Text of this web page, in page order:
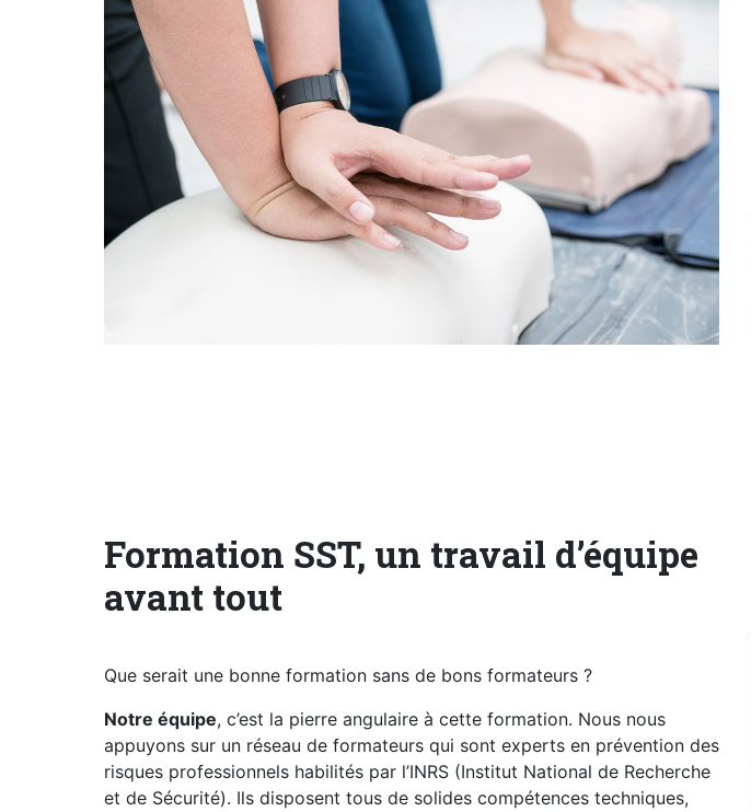
Formation SST, un travail d’équipe
avant tout
Que serait une bonne formation sans de bons formateurs ?
Notre équipe, c’est la pierre angulaire à cette formation. Nous nous
appuyons sur un réseau de formateurs qui sont experts en prévention des
risques professionnels habilités par l’INRS (Institut National de Recherche
et de Sécurité). Ils disposent tous de solides compétences techniques,